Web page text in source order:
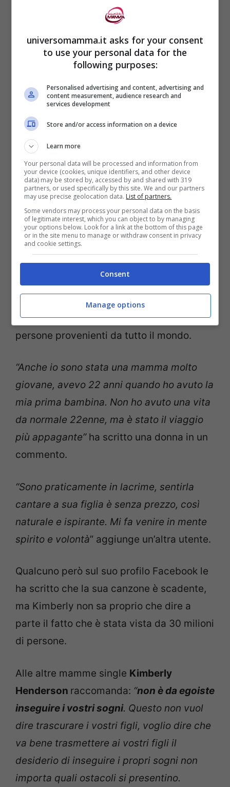
Invece questo, è stato proprio ciò che l’ha
mantenuta sana, lavorava come
bambini e riusciva a ricavare uno spazio
per fare musica.
Una mamma le ha scritto che la sua bimba
malata, tornata a casa dopo un ciclo di
chemioterapia ha voluto ascoltareTiny
Heartsper tutto il giorno. Kimberly e la
donna si sono sentite per telefono e
Kimberly alla fine le ha inviato una sciarpa
con un autografo.
Non c’è un’unica fascia di età di persone a
cui piace la sua canzone: sono nonne,
madri,mamme single,papà, bambini,
persone provenienti da tutto il mondo.
“Anche io sono stata una mamma molto
giovane, avevo 22 anni quando ho avuto la
mia prima bambina. Non ho avuto una vita
da normale 22enne, ma è stato il viaggio
più appagante”ha scritto una donna in un
commento.
“Sono praticamente in lacrime, sentirla
cantare a sua figlia è senza prezzo, così
naturale e ispirante. Mi fa venire in mente
spirito e volontà” aggiunge un’altra utente.
Qualcuno però sul suo profilo Facebook le
ha scritto che la sua canzone è scadente,
ma Kimberly non sa proprio che dire a
parte il fatto che è stata vista da 30 milioni
di persone.
Alle altre mamme single Kimberly
Henderson raccomanda: “non è da egoiste
inseguire i vostri sogni. Questo non vuol
dire trascurare i vostri figli, voglio dire che
va bene trasmettere ai vostri figli il
desiderio di inseguire i propri sogni non
importa quali ostacoli si presentino.
universomamma.it asks for your consent
to use your personal data for the
following purposes:
Personalised advertising and content, advertising and
content measurement, audience research and
services development
Store and/or access information on a device
Learn more
Your personal data will be processed and information from
your device (cookies, unique identifiers, and other device
data) may be stored by, accessed by and shared with 319
partners, or used specifically by this site. We and our partners
may use precise geolocation data. List of partners.
Some vendors may process your personal data on the basis
of legitimate interest, which you can object to by managing
your options below. Look for a link at the bottom of this page
or in the site menu to manage or withdraw consent in privacy
and cookie settings.
Consent
Manage options